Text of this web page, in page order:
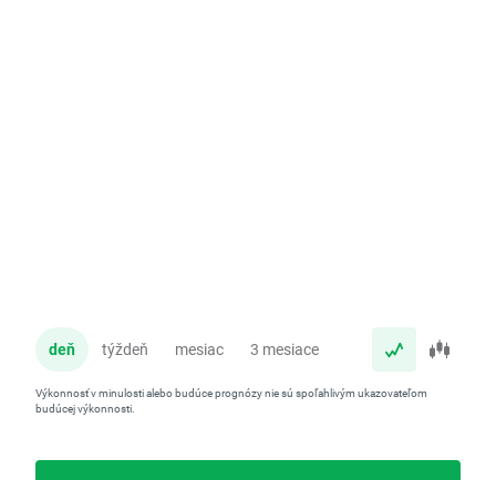
deň týždeň mesiac 3 mesiace
Výkonnosť v minulosti alebo budúce prognózy nie sú spoľahlivým ukazovateľom
budúcej výkonnosti.